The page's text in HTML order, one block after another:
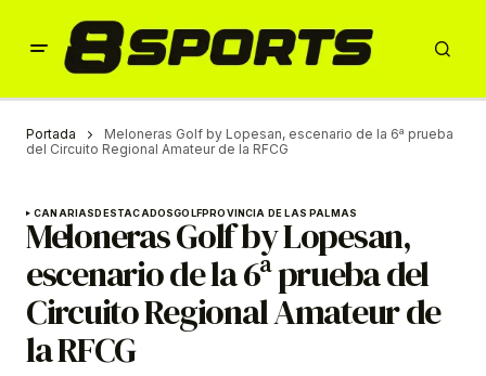
Portada
Meloneras Golf by Lopesan, escenario de la 6ª prueba
del Circuito Regional Amateur de la RFCG
CANARIASDESTACADOSGOLFPROVINCIA DE LAS PALMAS
Meloneras Golf by Lopesan,
escenario de la 6ª prueba del
Circuito Regional Amateur de
la RFCG